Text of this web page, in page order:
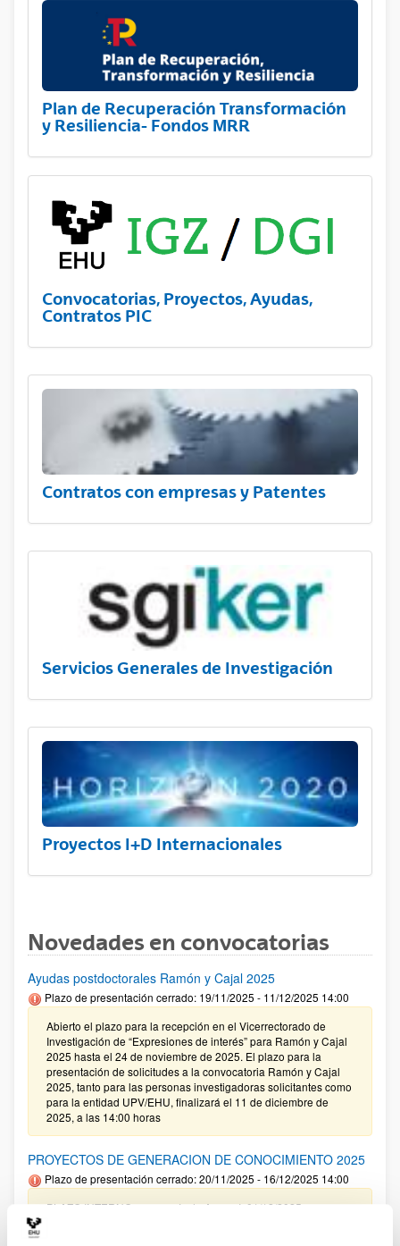
Plan de Recuperación Transformación
y Resiliencia- Fondos MRR
Convocatorias, Proyectos, Ayudas,
Contratos PIC
Contratos con empresas y Patentes
Servicios Generales de Investigación
Proyectos I+D Internacionales
Novedades en convocatorias
Ayudas postdoctorales Ramón y Cajal 2025
Plazo de presentación cerrado: 19/11/2025 - 11/12/2025 14:00
Abierto el plazo para la recepción en el Vicerrectorado de
Investigación de “Expresiones de interés” para Ramón y Cajal
2025 hasta el 24 de noviembre de 2025. El plazo para la
presentación de solicitudes a la convocatoria Ramón y Cajal
2025, tanto para las personas investigadoras solicitantes como
para la entidad UPV/EHU, finalizará el 11 de diciembre de
2025, a las 14:00 horas
PROYECTOS DE GENERACION DE CONOCIMIENTO 2025
Plazo de presentación cerrado: 20/11/2025 - 16/12/2025 14:00
PLAZO INTERNO para envío de Anexo I: 01/12/2025